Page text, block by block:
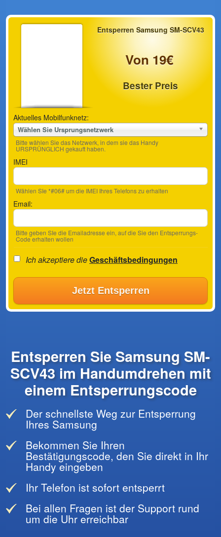
Entsperren Samsung SM-SCV43
Von 19€
Bester Preis
Aktuelles Mobilfunknetz:
Wählen Sie Ursprungsnetzwerk
Bitte wählen Sie das Netzwerk, in dem sie das Handy
URSPRÜNGLICH gekauft haben.
IMEI
Wählen SIe *#06# um die IMEI Ihres Telefons zu erhalten
Email:
Bitte geben SIe die Emailadresse ein, auf die Sie den Entsperrungs-
Code erhalten wollen
Ich akzeptiere dieGeschäftsbedingungen
Jetzt Entsperren
Entsperren Sie Samsung SM-
SCV43 im Handumdrehen mit
einem Entsperrungscode
Der schnellste Weg zur Entsperrung
Ihres Samsung
Bekommen Sie Ihren
Bestätigungscode, den Sie direkt in Ihr
Handy eingeben
Ihr Telefon ist sofort entsperrt
Bei allen Fragen ist der Support rund
um die Uhr erreichbar